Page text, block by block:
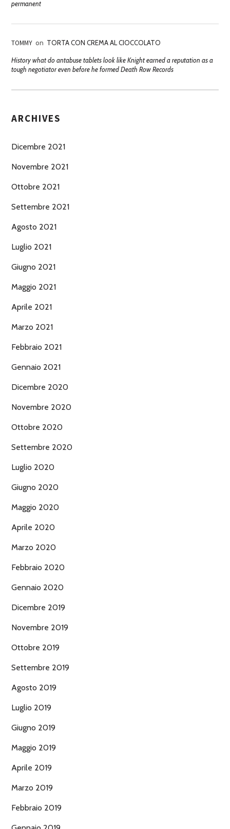
permanent
TOMMY on TORTA CON CREMA AL CIOCCOLATO
History what do antabuse tablets look like Knight earned a reputation as a
tough negotiator even before he formed Death Row Records
ARCHIVES
Dicembre 2021
Novembre 2021
Ottobre 2021
Settembre 2021
Agosto 2021
Luglio 2021
Giugno 2021
Maggio 2021
Aprile 2021
Marzo 2021
Febbraio 2021
Gennaio 2021
Dicembre 2020
Novembre 2020
Ottobre 2020
Settembre 2020
Luglio 2020
Giugno 2020
Maggio 2020
Aprile 2020
Marzo 2020
Febbraio 2020
Gennaio 2020
Dicembre 2019
Novembre 2019
Ottobre 2019
Settembre 2019
Agosto 2019
Luglio 2019
Giugno 2019
Maggio 2019
Aprile 2019
Marzo 2019
Febbraio 2019